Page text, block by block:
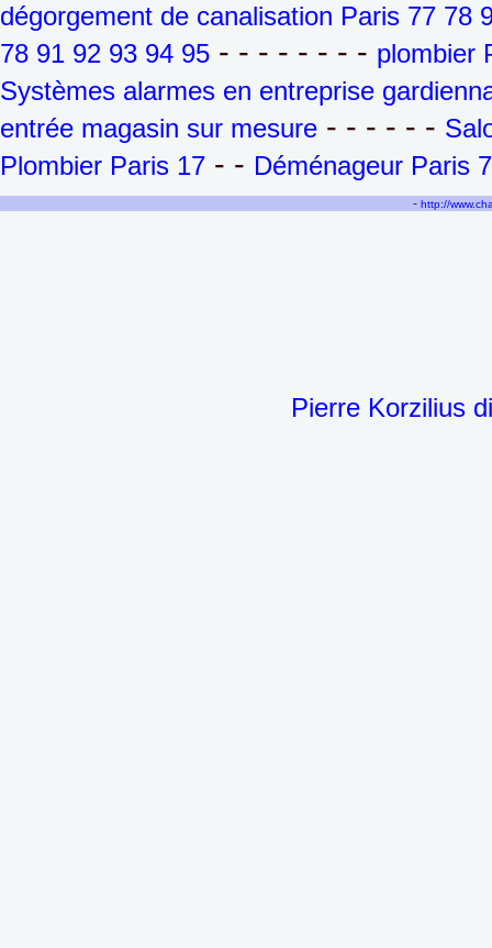
dégorgement de canalisation Paris 77 78
78 91 92 93 94 95 - - - - - - - - plombier
Systèmes alarmes en entreprise
entrée magasin sur mesure - - - - - -
Plombier Paris 17 - - Déménageur Paris
-http://
Pierre Korzilius